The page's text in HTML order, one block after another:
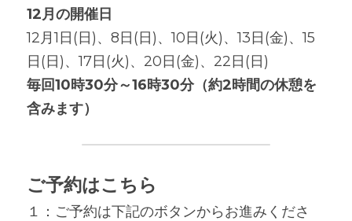
12月の開催日
12月1日(日)、8日(日)、10日(火)、13日(金)、15
日(日)、17日(火)、20日(金)、22日(日)
毎回10時30分～16時30分（約2時間の休憩を
含みます）
ご予約はこちら
１：ご予約は下記のボタンからお進みくださ